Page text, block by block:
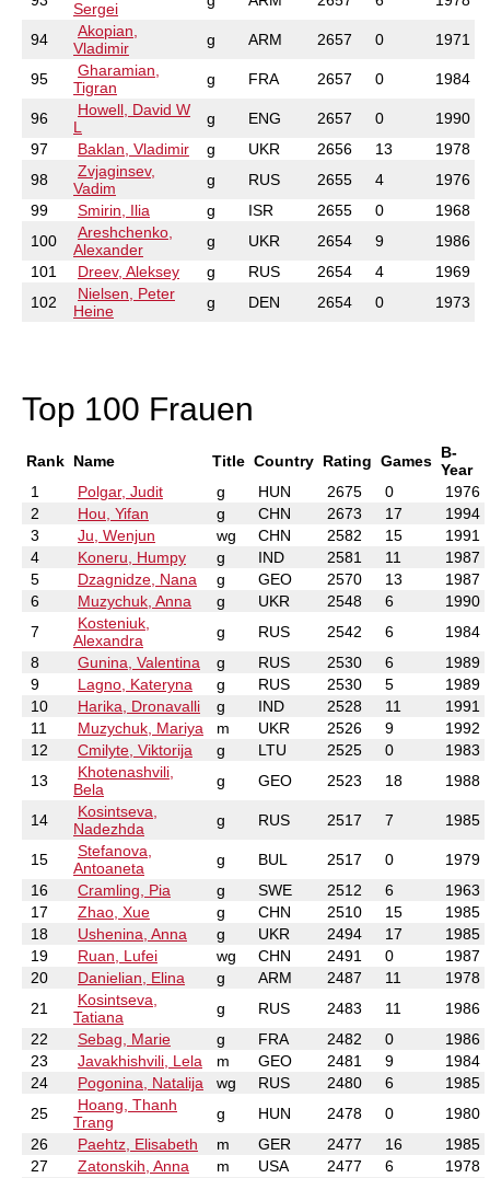
Sergei
94
Akopian,
Vladimir
g ARM 2657 0 1971
95
Gharamian,
Tigran
g FRA 2657 0 1984
96
Howell, David W
L
g ENG 2657 0
1990
97
Baklan, Vladimir g UKR 2656 13
1978
98
Zvjaginsev,
Vadim
g RUS 2655 4
1976
99
Smirin, Ilia g ISR 2655 0
1968
100
Areshchenko,
Alexander
g UKR 2654 9
1986
101
Dreev, Aleksey g RUS 2654 4
1969
102
Nielsen, Peter
Heine
g DEN 2654 0 1973
Top 100 Frauen
Rank Name Title Country Rating Games B-
Year
1
Polgar, Judit g HUN 2675 0
1976
2
Hou, Yifan g CHN 2673 17
1994
3
Ju, Wenjun wg CHN 2582 15
1991
4
Koneru, Humpy g IND 2581 11
1987
5
Dzagnidze, Nana g GEO 2570 13
1987
6
Muzychuk, Anna g UKR 2548 6
1990
7
Kosteniuk,
Alexandra
g RUS 2542 6
1984
8
Gunina, Valentina g RUS 2530 6
1989
9
Lagno, Kateryna g RUS 2530 5
1989
10
Harika, Dronavalli g IND 2528 11
1991
11
Muzychuk, Mariya m UKR 2526 9
1992
12
Cmilyte, Viktorija g LTU 2525 0
1983
13
Khotenashvili,
Bela
g GEO 2523 18 1988
14
Kosintseva,
Nadezhda
g RUS 2517 7 1985
15
Stefanova,
Antoaneta
g BUL 2517 0
1979
16
Cramling, Pia g SWE 2512 6
1963
17
Zhao, Xue g CHN 2510 15
1985
18
Ushenina, Anna g UKR 2494 17
1985
19
Ruan, Lufei wg CHN 2491 0
1987
20
Danielian, Elina g ARM 2487 11
1978
21
Kosintseva,
Tatiana
g RUS 2483 11
1986
22
Sebag, Marie g FRA 2482 0
1986
23
Javakhishvili, Lela m GEO 2481 9
1984
24
Pogonina, Natalija wg RUS 2480 6
1985
25
Hoang, Thanh
Trang
g HUN 2478 0
1980
26
Paehtz, Elisabeth m GER 2477 16
1985
27
Zatonskih, Anna m USA 2477 6
1978